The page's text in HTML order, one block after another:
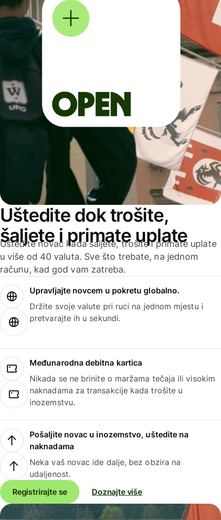
Uštedite dok trošite,
šaljete i primate uplate
Uštedite novac kada šaljete, trošite i primate uplate
u više od 40 valuta. Sve što trebate, na jednom
računu, kad god vam zatreba.
Upravljajte novcem u pokretu globalno.
Držite svoje valute pri ruci na jednom mjestu i
pretvarajte ih u sekundi.
Međunarodna debitna kartica
Nikada se ne brinite o maržama tečaja ili visokim
naknadama za transakcije kada trošite u
inozemstvu.
Pošaljite novac u inozemstvo, uštedite na
naknadama
Neka vaš novac ide dalje, bez obzira na
udaljenost.
Registrirajte se
Doznajte više